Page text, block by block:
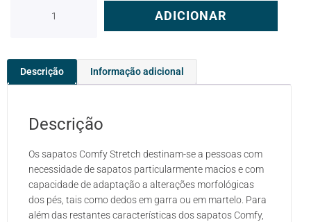
ADICIONAR
Descrição Informação adicional
Descrição
Os sapatos Comfy Stretch destinam-se a pessoas com
necessidade de sapatos particularmente macios e com
capacidade de adaptação a alterações morfológicas
dos pés, tais como dedos em garra ou em martelo. Para
além das restantes características dos sapatos Comfy,